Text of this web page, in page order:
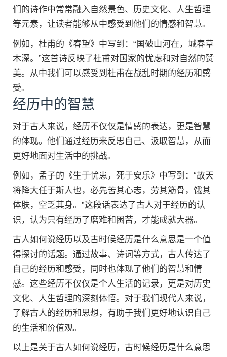
们的诗作中常常融入自然景色、历史文化、人生哲理
等元素，让读者能够从中感受到他们的情感和智慧。
例如，杜甫的《春望》中写到：“国破山河在，城春草
木深。”这首诗反映了杜甫对国家的忧虑和对自然的赞
美。从中我们可以感受到杜甫在战乱时期的经历和感
受。
经历中的智慧
对于古人来说，经历不仅仅是情感的表达，更是智慧
的体现。他们通过经历来反思自己、汲取智慧，从而
更好地面对生活中的挑战。
例如，孟子的《生于忧患，死于安乐》中写到：“故天
将降大任于斯人也，必先苦其心志，劳其筋骨，饿其
体肤，空乏其身。”这段话表达了古人对于经历的认
识，认为只有经历了磨难和困苦，才能成就大器。
古人如何说经历以及古时候经历是什么意思是一个值
得探讨的话题。通过故事、诗词等方式，古人传达了
自己的经历和感受，同时也体现了他们的智慧和情
感。这些经历不仅仅是个人生活的记录，更是对历史
文化、人生哲理的深刻体悟。对于我们现代人来说，
了解古人的经历和思想，有助于我们更好地认识自己
的生活和价值观。
以上是关于古人如何说经历，古时候经历是什么意思